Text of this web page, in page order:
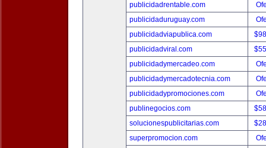
publicidadrentable.com
publicidaduruguay.com
publicidadviapublica.com
publicidadviral.com
publicidadymercadeo.com
publicidadymercadotecnia.com
publicidadypromociones.com
publinegocios.com
solucionespublicitarias.com
superpromocion.com